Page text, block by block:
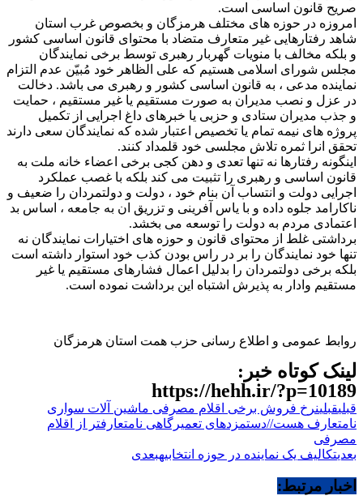
صریح قانون اساسی است.
امروزه در حوزه های مختلف هرمزگان و بخصوص غرب استان
شاهد رفتارهایی غیر متعارف متضاد با محتوای قانون اساسی کشور
و بلکه مخالف با منویات گهربار رهبری توسط برخی نمایندگان
مجلس شورای اسلامی هستیم که علی الظاهر خود مُبیّن عدم التزام
نماینده مدعی ، به قانون اساسی کشور و رهبری می باشد. دخالت
در عزل و نصب مدیران به صورت مستقیم یا غیر مستقیم ، حمایت
و جذب مدیران ستادی و حزبی یا خبرهای داغ اجرایی از تکمیل
پروژه های نیمه تمام یا تخصیص اعتبار شده که نمایندگان سعی دارند
تحقق انرا ثمره تلاش مجلسی خود قلمداد کنند.
اینگونه رفتارها نه تنها تعدی و دهن کجی برخی اعضاء خانه ملت به
قانون اساسی و رهبری را تثبیت می کند بلکه با غصب عملکرد
اجرایی دولت و انتساب آن بنام خود ، دولت و دولتمردان را ضعیف و
ناکارامد جلوه داده و با یاس آفرینی و تزریق ان به جامعه ، اساس بد
اعتمادی مردم به دولت را توسعه می بخشد.
برداشتی غلط از محتوای قانون و حوزه های اختیارات نمایندگان نه
تنها خود نمایندگان را بر در راس بودن کذب خود استوار داشته است
بلکه برخی دولتمردان را بدلیل اعمال فشارهای مستقیم یا غیر
مستقیم وادار به پذیرش اشتباه این برداشت نموده است.
روابط عمومی و اطلاع رسانی حزب همت استان هرمزگان
لینک کوتاه خبر:
https://hehh.ir/?p=10189
قبلیقبلینرخ فروش برخی اقلام مصرفی ماشین آلات سواری
نامتعارف هست//دستمزدهای تعمیرگاهی نامتعارفتر از اقلام
مصرفی
بعدیتکالیف یک نماینده در حوزه انتخابیهبعدی
اخبار مرتبط: